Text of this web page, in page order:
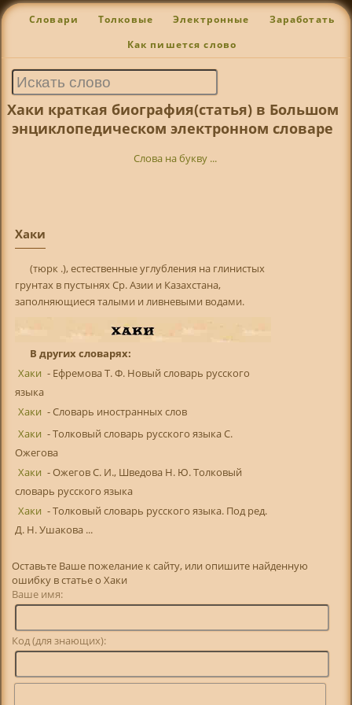
Словари Толковые Электронные Заработать
Как пишется слово
Хаки краткая биография(статья) в Большом
энциклопедическом электронном словаре
Слова на букву ...
Хаки
(тюрк .), естественные углубления на глинистых
грунтах в пустынях Ср. Азии и Казахстана,
заполняющиеся талыми и ливневыми водами.
В других словарях:
Хаки - Ефремова Т. Ф. Новый словарь русского
языка
Хаки - Словарь иностранных слов
Хаки - Толковый словарь русского языка С.
Ожегова
Хаки - Ожегов С. И., Шведова Н. Ю. Толковый
словарь русского языка
Хаки - Толковый словарь русского языка. Под ред.
Д. Н. Ушакова ...
Оставьте Ваше пожелание к сайту, или опишите найденную
ошибку в статье о Хаки
Ваше имя:
Код (для знающих):